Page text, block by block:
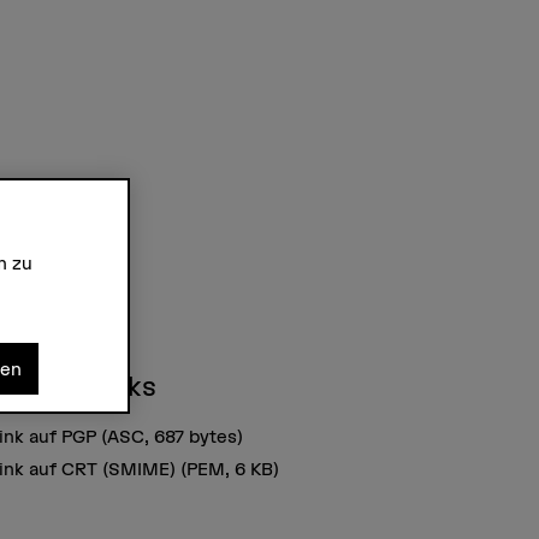
Links
auf PGP (ASC, 687 bytes)
auf CRT (SMIME) (PEM, 6 KB)
zu